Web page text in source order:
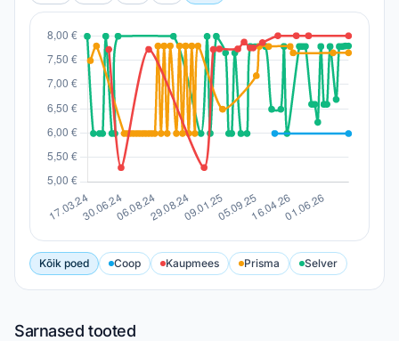
Kõik poed Coop Kaupmees Prisma Selver
Sarnased tooted